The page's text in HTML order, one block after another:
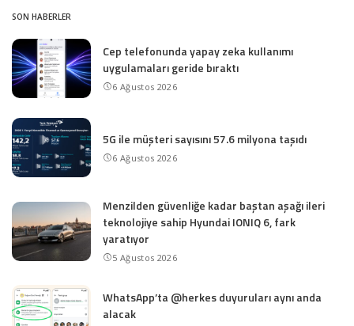
SON HABERLER
Cep telefonunda yapay zeka kullanımı
uygulamaları geride bıraktı
6 Ağustos 2026
5G ile müşteri sayısını 57.6 milyona taşıdı
6 Ağustos 2026
Menzilden güvenliğe kadar baştan aşağı ileri
teknolojiye sahip Hyundai IONIQ 6, fark
yaratıyor
5 Ağustos 2026
WhatsApp’ta @herkes duyuruları aynı anda
alacak